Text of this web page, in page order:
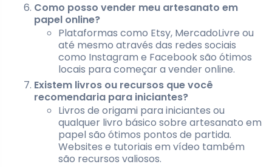
Como posso vender meu artesanato em
papel online?
Plataformas como Etsy, MercadoLivre ou
até mesmo através das redes sociais
como Instagram e Facebook são ótimos
locais para começar a vender online.
Existem livros ou recursos que você
recomendaria para iniciantes?
Livros de origami para iniciantes ou
qualquer livro básico sobre artesanato em
papel são ótimos pontos de partida.
Websites e tutoriais em vídeo também
são recursos valiosos.